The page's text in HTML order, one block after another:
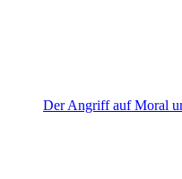
Der Angriff auf Moral